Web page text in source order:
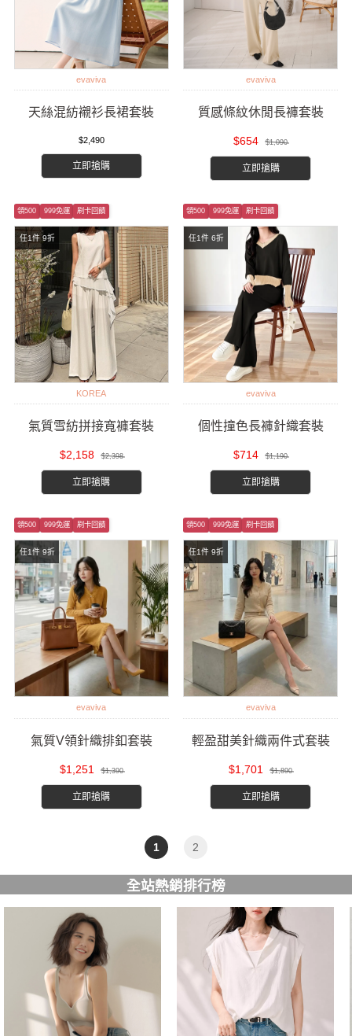
evaviva
天絲混紡襯衫長裙套裝
$2,490
立即搶購
evaviva
質感條紋休閒長褲套裝
$654 $1,090
立即搶購
任1件 9折
領500 999免運 刷卡回饋
KOREA
氣質雪紡拼接寬褲套裝
$2,158 $2,398
立即搶購
任1件 6折
領500 999免運 刷卡回饋
evaviva
個性撞色長褲針織套裝
$714 $1,190
立即搶購
任1件 9折
領500 999免運 刷卡回饋
evaviva
氣質V領針織排釦套裝
$1,251 $1,390
立即搶購
任1件 9折
領500 999免運 刷卡回饋
evaviva
輕盈甜美針織兩件式套裝
$1,701 $1,890
立即搶購
1 2
全站熱銷排行榜